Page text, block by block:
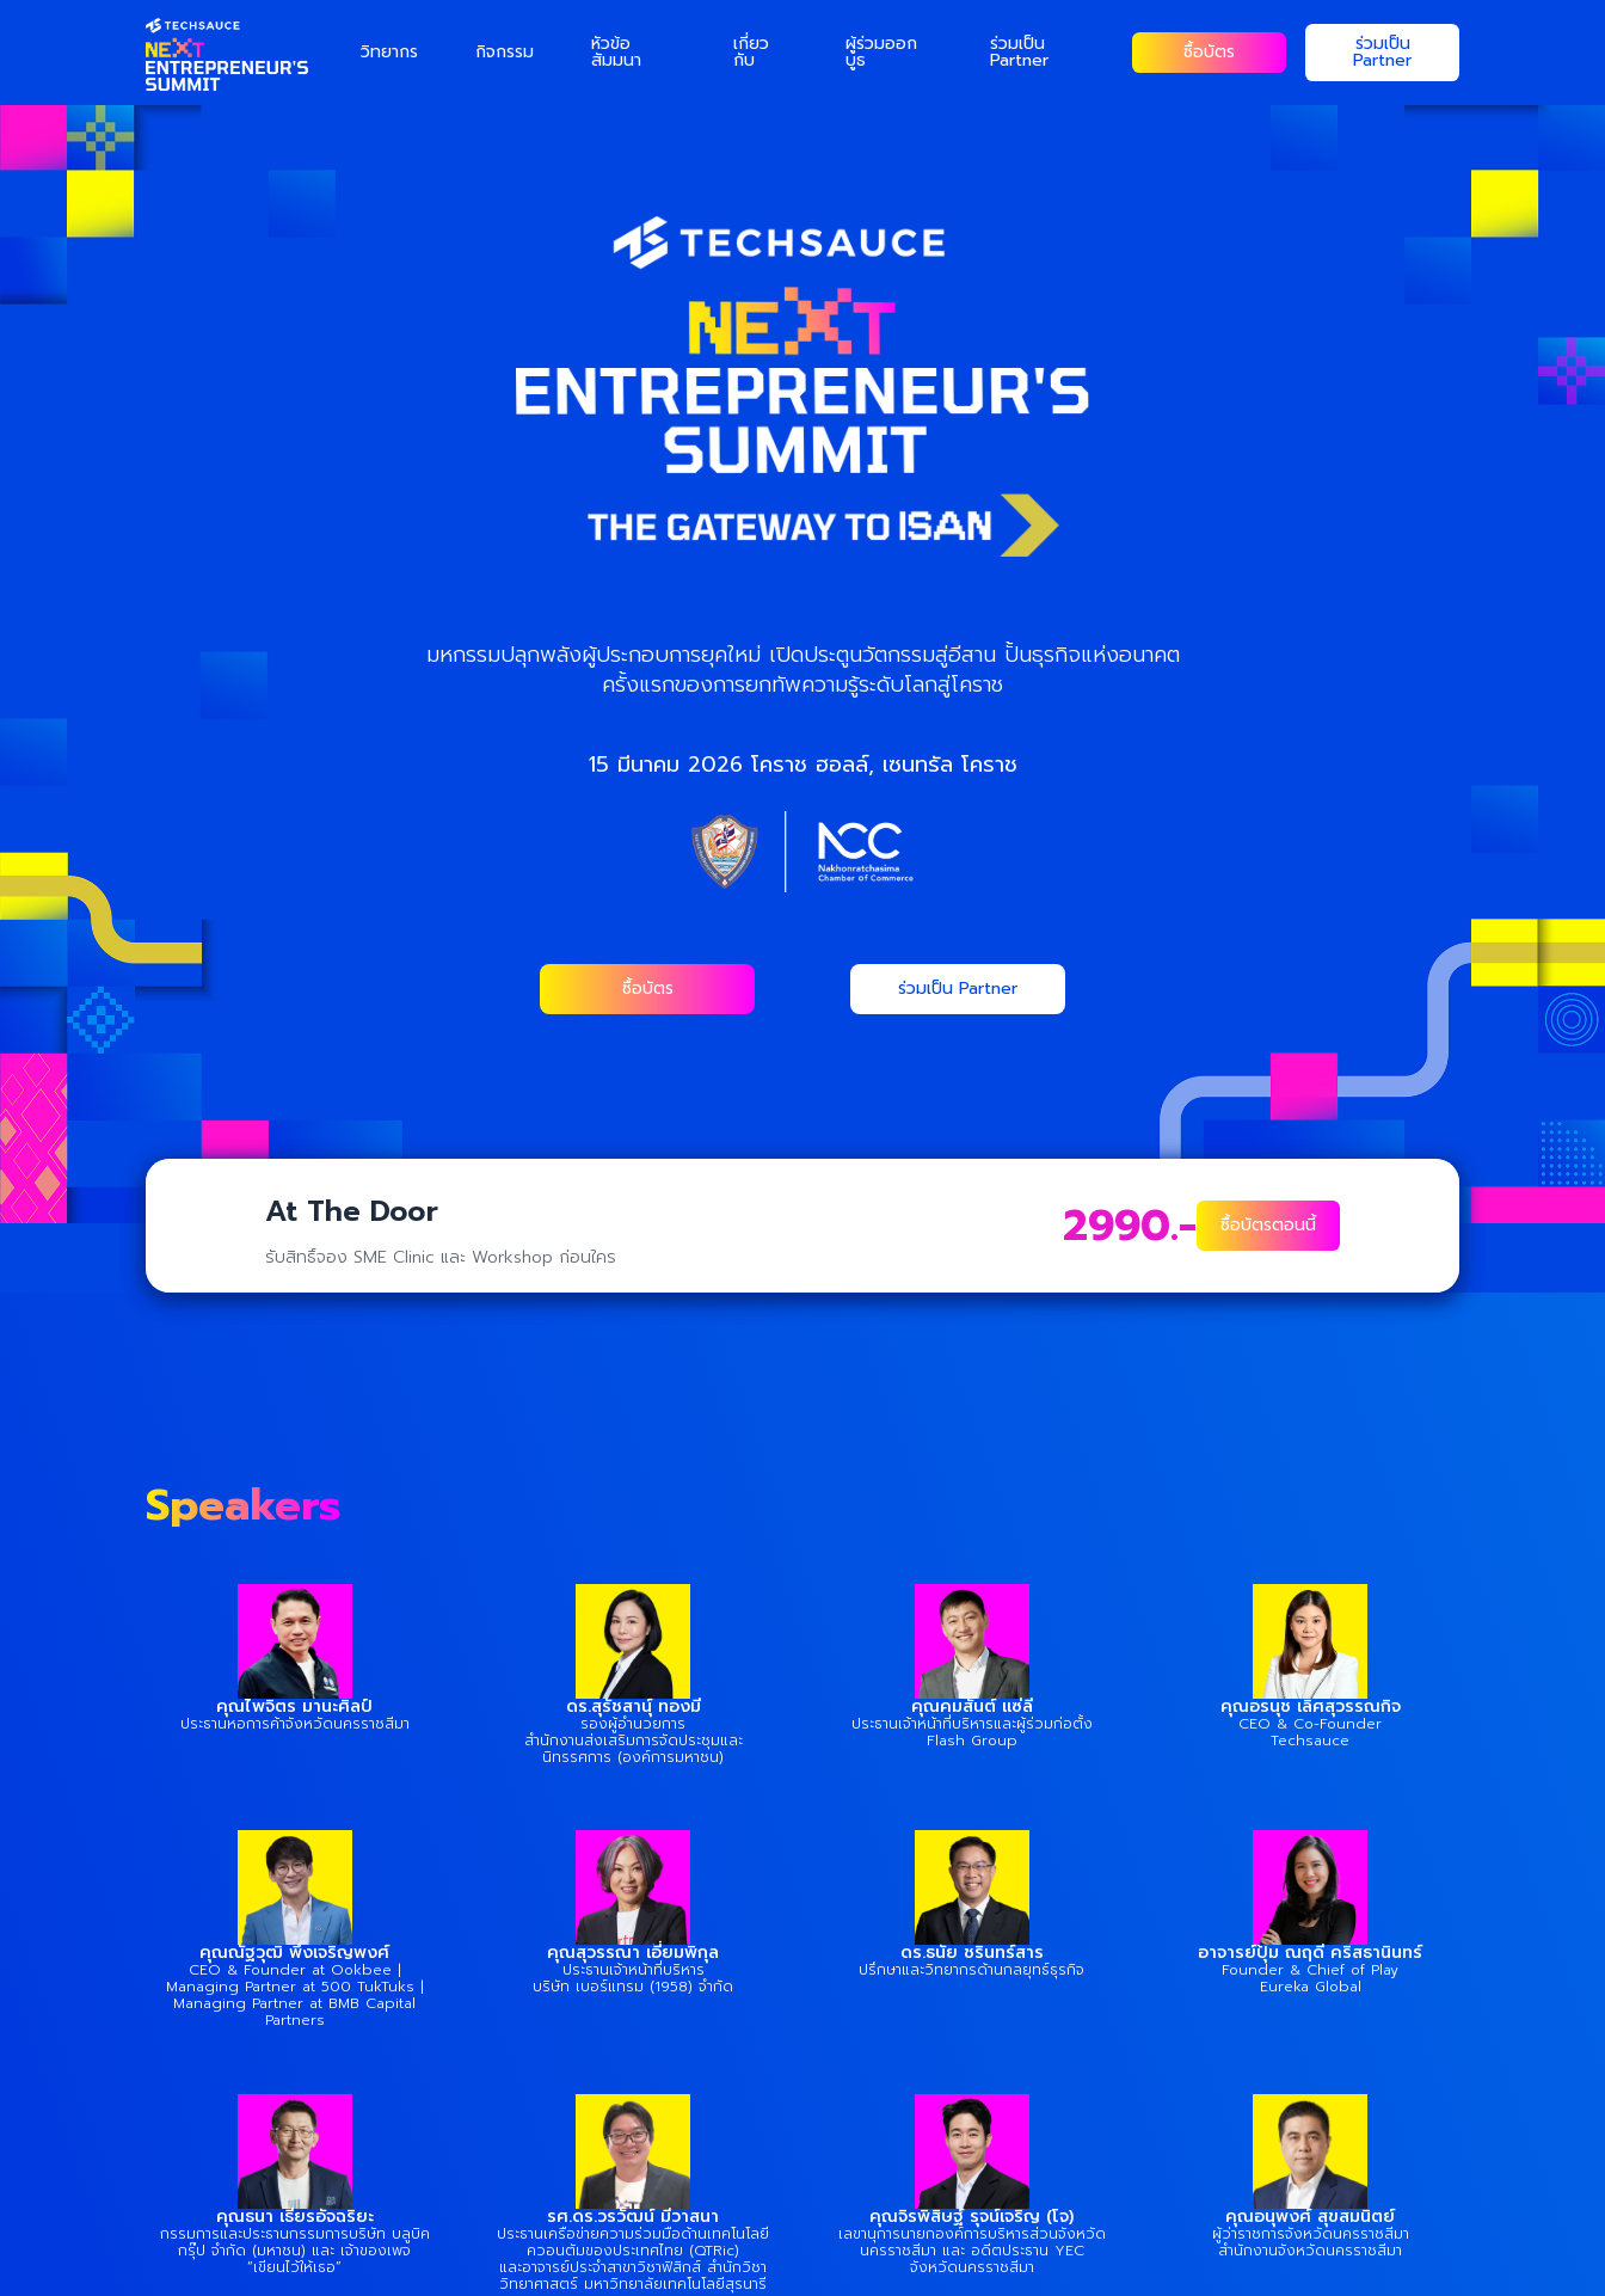
วิทยากร กิจกรรม หัวข้อ
สัมมนา
เกี่ยว
กับ
ผู้ร่วมออก
บูธ
ร่วมเป็น
Partner ซื้อบัตร ร่วมเป็น
Partner
มหกรรมปลุกพลังผู้ประกอบการยุคใหม่ เปิดประตูนวัตกรรมสู่อีสาน ปั้นธุรกิจแห่งอนาคต
ครั้งแรกของการยกทัพความรู้ระดับโลกสู่โคราช
15 มีนาคม 2026 โคราช ฮอลล์, เซนทรัล โคราช
ซื้อบัตร ร่วมเป็น Partner
At The Door
รับสิทธิ์จอง SME Clinic และ Workshop ก่อนใคร 2990.- ซื้อบัตรตอนนี้
Speakers
คุณไพจิตร มานะศิลป์
ประธานหอการค้าจังหวัดนครราชสีมา
ดร.สุรัชสานุ์ ทองมี
รองผู้อำนวยการ
สำนักงานส่งเสริมการจัดประชุมและ
นิทรรศการ (องค์การมหาชน)
คุณคมสันต์ แซ่ลี
ประธานเจ้าหน้าที่บริหารและผู้ร่วมก่อตั้ง
Flash Group
คุณอรนุช เลิศสุวรรณกิจ
CEO & Co-Founder
Techsauce
คุณณัฐวุฒิ พึงเจริญพงศ์
CEO & Founder at Ookbee |
Managing Partner at 500 TukTuks |
Managing Partner at BMB Capital
Partners
คุณสุวรรณา เอี่ยมพิกุล
ประธานเจ้าหน้าที่บริหาร
บริษัท เบอร์แทรม (1958) จำกัด
ดร.ธนัย ชรินทร์สาร
ปรึกษาและวิทยากรด้านกลยุทธ์ธุรกิจ
อาจารย์ปุ้ม ณฤดี คริสธานินทร์
Founder & Chief of Play
Eureka Global
คุณธนา เธียรอัจฉริยะ
กรรมการและประธานกรรมการบริษัท บลูบิค
กรุ๊ป จำกัด (มหาชน) และ เจ้าของเพจ
“เขียนไว้ให้เธอ”
รศ.ดร.วรวัฒน์ มีวาสนา
ประธานเครือข่ายความร่วมมือด้านเทคโนโลยี
ควอนตัมของประเทศไทย (QTRic)
และอาจารย์ประจำสาขาวิชาฟิสิกส์ สำนักวิชา
วิทยาศาสตร์ มหาวิทยาลัยเทคโนโลยีสุรนารี
คุณจิรพิสิษฐ์ รุจน์เจริญ (โจ)
เลขานุการนายกองค์การบริหารส่วนจังหวัด
นครราชสีมา และ อดีตประธาน YEC
จังหวัดนครราชสีมา
คุณอนุพงศ์ สุขสมนิตย์
ผู้ว่าราชการจังหวัดนครราชสีมา
สำนักงานจังหวัดนครราชสีมา